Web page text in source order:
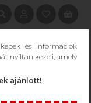
és információk
nyíltan kezeli, amely
ajánlott!